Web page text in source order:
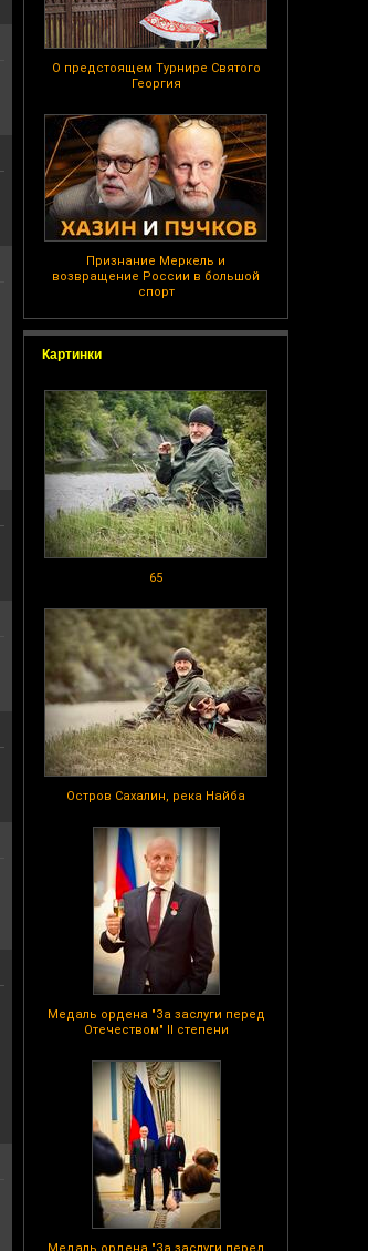
О предстоящем Турнире Святого
Георгия
Признание Меркель и
возвращение России в большой
спорт
Картинки
65
Остров Сахалин, река Найба
Медаль ордена "За заслуги перед
Отечеством" II степени